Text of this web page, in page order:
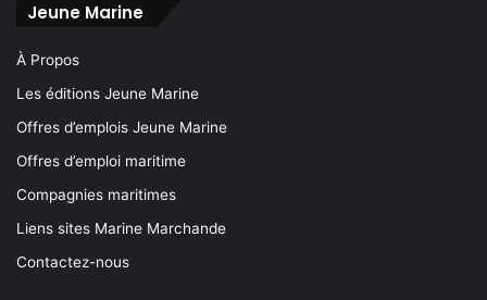
Jeune Marine
À Propos
Les éditions Jeune Marine
Offres d’emplois Jeune Marine
Offres d’emploi maritime
Compagnies maritimes
Liens sites Marine Marchande
Contactez-nous